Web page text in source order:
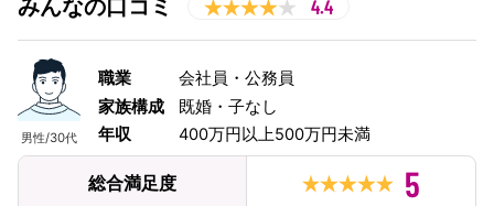
キャンペーン一覧
コラム
イオングループ従業員さま向け
みんなの口コミ 4.4
男性/30代
職業
会社員・公務員
家族構成
既婚・子なし
年収
400万円以上500万円未満
総合満足度 5